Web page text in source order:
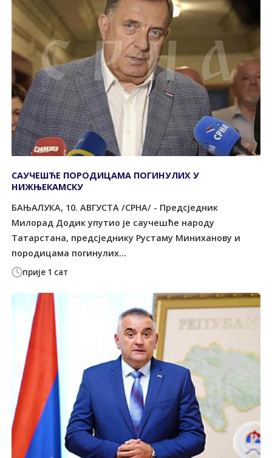
прије 1 сат
САУЧЕШЋЕ ПОРОДИЦАМА ПОГИНУЛИХ У
НИЖЊЕКАМСКУ
БАЊАЛУКА, 10. АВГУСТА /СРНА/ - Предсједник
Милорад Додик упутио је саучешће народу
Татарстана, предсједнику Рустаму Миниханову и
породицама погинулих...